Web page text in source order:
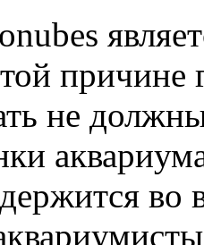
причине
не
во